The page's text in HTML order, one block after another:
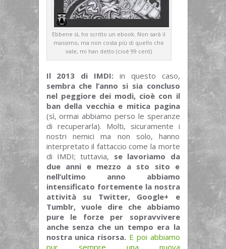
Ebbene sì, ho scritto un ebook. Non sarà il
massimo, ma non costa più di quello che
vale, mi han detto (cioè 99 cent)
Il 2013 di IMDI: in questo caso,
sembra che l’anno si sia concluso
nel peggiore dei modi, cioè con il
ban della vecchia e mitica pagina
(sì, ormai abbiamo perso le speranze
di recuperarla). Molti, sicuramente i
nostri nemici ma non solo, hanno
interpretato il fattaccio come la morte
di IMDI; tuttavia, se lavoriamo da
due anni e mezzo a sto sito e
nell’ultimo anno abbiamo
intensificato fortemente la nostra
attività su Twitter, Google+ e
Tumblr, vuole dire che abbiamo
pure le forze per sopravvivere
anche senza che un tempo era la
nostra unica risorsa. E poi abbiamo
pur sempre una nuova